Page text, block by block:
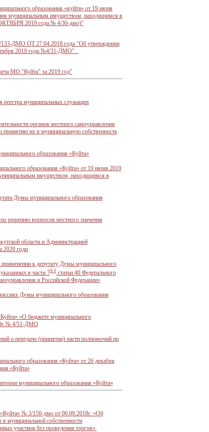
образования «куйта» от 19 июня
муниципальным имуществом, находящимся в
ОКТЯБРЯ 2019 года № 4/30-дмо)"
ДМО ОТ 27.04.2018 года "Об утверждении
2019 года №4/31-ДМО"
МО "Куйта" за 2019 год"
муниципальных служащих
органов местного самоуправления
их в муниципальную собственность
образования «Куйта»
образования «Куйта» от 19 июня 2019
имуществом, находящимся в
Думы муниципального образования
решению вопросов местного значения
области и Администрацией
2020 годи
к депутату Думы муниципального
в части 73-1статьи 40 Федерального
в Российской Федерации»
Думы муниципального образования
«О бюджете муниципального
№ 4/51-ДМО
о передаче (принятии) части полномочий по
образования «Куйта» от 26 декабря
«Куйта»
муниципального образования «Куйта»
№ 3/150-дмо от 06.09.2018г. «Об
муниципальной собственности
участков без проведения торгов»